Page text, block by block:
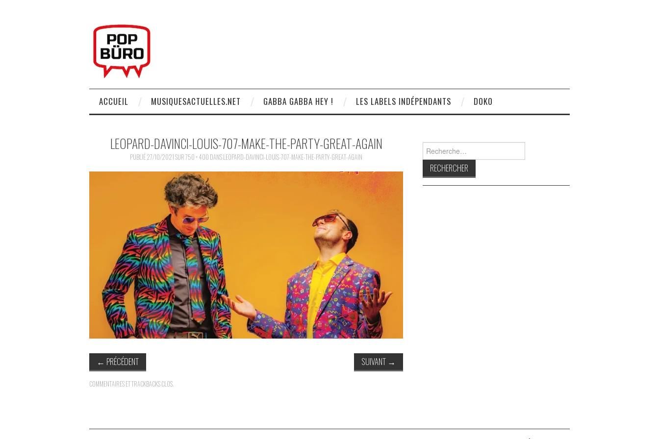
ACCUEIL MUSIQUESACTUELLES.NET GABBA GABBA HEY ! LES LABELS INDÉPENDANTS DOKO
LEOPARD-DAVINCI-LOUIS-707-MAKE-THE-PARTY-GREAT-AGAIN
PUBLIÉ27/10/2021SUR750 × 400 DANSLEOPARD-DAVINCI-LOUIS-707-MAKE-THE-PARTY-GREAT-AGAIN
← PRÉCÉDENT SUIVANT →
COMMENTAIRES ET TRACKBACKS CLOS.